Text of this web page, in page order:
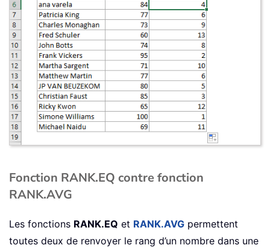
Fonction RANK.EQ contre fonction
RANK.AVG
Les fonctions RANK.EQ et RANK.AVG permettent
toutes deux de renvoyer le rang d’un nombre dans une